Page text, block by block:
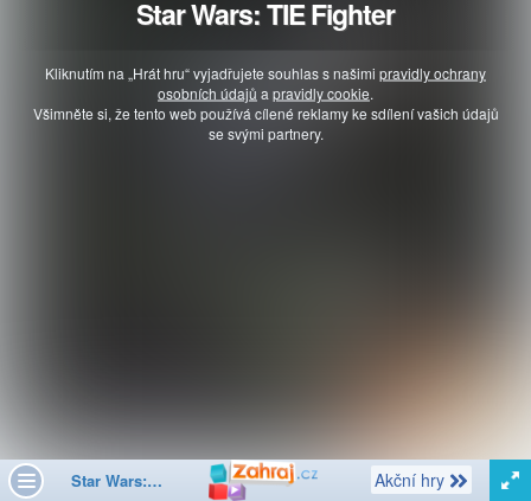
Star Wars: TIE Fighter
Kliknutím na „Hrát hru“ vyjadřujete souhlas s našimi pravidly ochrany
osobních údajů a pravidly cookie
Všimněte si, že tento web používá cílené reklamy ke sdílení vašich údajů
se svými partnery.
Toggle
Star Wars: TIE Fighter Další
Akční hry